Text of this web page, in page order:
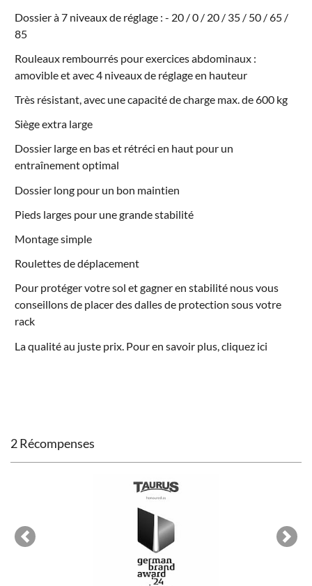
Dossier à 7 niveaux de réglage : - 20 / 0 / 20 / 35 / 50 / 65 /
85
Rouleaux rembourrés pour exercices abdominaux :
amovible et avec 4 niveaux de réglage en hauteur
Très résistant, avec une capacité de charge max. de 600 kg
Siège extra large
Dossier large en bas et rétréci en haut pour un
entraînement optimal
Dossier long pour un bon maintien
Pieds larges pour une grande stabilité
Montage simple
Roulettes de déplacement
Pour protéger votre sol et gagner en stabilité nous vous
conseillons de placer desdalles de protection sous votre
rack
La qualité au juste prix. Pour en savoir plus, cliquez ici
2 Récompenses
Previous Next